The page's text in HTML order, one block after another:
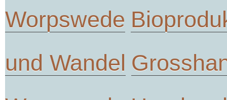
Worpswede
und Wandel